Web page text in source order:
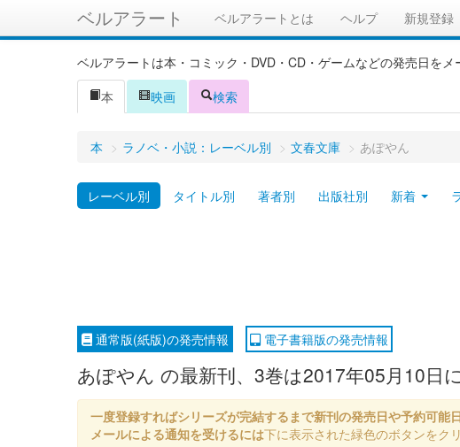
ベルアラート ベルアラートとは ヘルプ 新規登録
ベルアラートは本・コミック・DVD・CD・ゲームなどの発売日をメ
本
映画 検索
本 > ラノベ・小説：レーベル別 > 文春文庫 > あぽやん
レーベル別 タイトル別 著者別 出版社別 新着
通常版(紙版)の発売情報 電子書籍版の発売情報
あぽやん の最新刊、3巻は2017年05月10日
一度登録すればシリーズが完結するまで新刊の発売日や予約可能
メールによる通知を受けるには下に表示された緑色のボタンをク